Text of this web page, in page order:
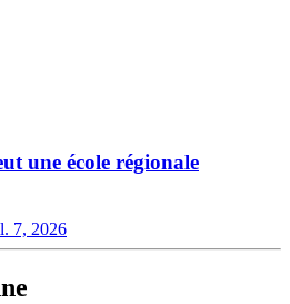
une école régionale
7, 2026